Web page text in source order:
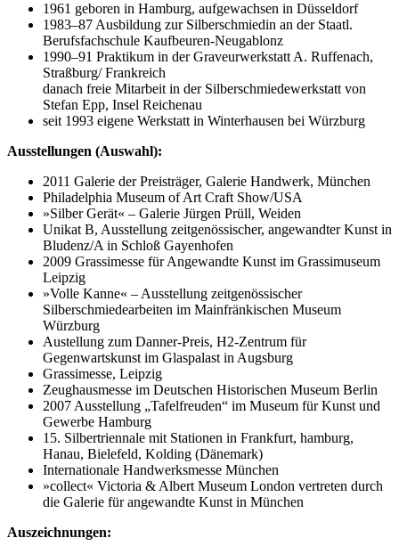
1961 geboren in Hamburg, aufgewachsen in Düsseldorf
1983–87 Ausbildung zur Silberschmiedin an der Staatl.
Berufsfachschule Kaufbeuren-Neugablonz
1990–91 Praktikum in der Graveurwerkstatt A. Ruffenach,
Straßburg/ Frankreich
danach freie Mitarbeit in der Silberschmiedewerkstatt von
Stefan Epp, Insel Reichenau
seit 1993 eigene Werkstatt in Winterhausen bei Würzburg
Ausstellungen (Auswahl):
2011 Galerie der Preisträger, Galerie Handwerk, München
Philadelphia Museum of Art Craft Show/USA
»Silber Gerät« – Galerie Jürgen Prüll, Weiden
Unikat B, Ausstellung zeitgenössischer, angewandter Kunst in
Bludenz/A in Schloß Gayenhofen
2009 Grassimesse für Angewandte Kunst im Grassimuseum
Leipzig
»Volle Kanne« – Ausstellung zeitgenössischer
Silberschmiedearbeiten im Mainfränkischen Museum
Würzburg
Austellung zum Danner-Preis, H2-Zentrum für
Gegenwartskunst im Glaspalast in Augsburg
Grassimesse, Leipzig
Zeughausmesse im Deutschen Historischen Museum Berlin
2007 Ausstellung „Tafelfreuden“ im Museum für Kunst und
Gewerbe Hamburg
15. Silbertriennale mit Stationen in Frankfurt, hamburg,
Hanau, Bielefeld, Kolding (Dänemark)
Internationale Handwerksmesse München
»collect« Victoria & Albert Museum London vertreten durch
die Galerie für angewandte Kunst in München
Auszeichnungen: